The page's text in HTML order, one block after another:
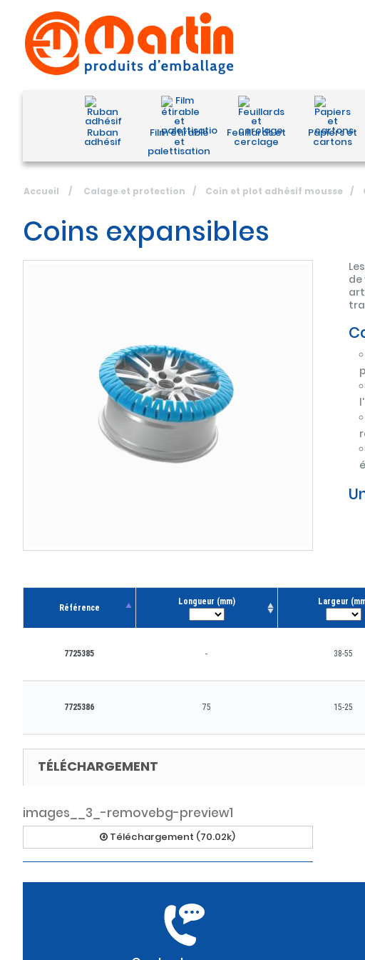
Ruban
adhésif
Film étirable
et
palettisation
Feuillards et
cerclage
Papiers et
cartons
Accueil / Calage et protection / Coin et plot adhésif mousse /
Coins expansibles
de
Référence
Longueur (mm) Largeur
7725385 - 38-55
7725386 75 15-25
TÉLÉCHARGEMENT
images__3_-removebg-preview1
Téléchargement (70.02k)